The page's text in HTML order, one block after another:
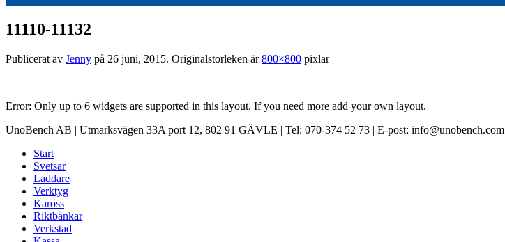
11110-11132
Publicerat av Jenny på 26 juni, 2015. Originalstorleken är800×800 pixlar
Error: Only up to 6 widgets are supported in this layout. If you need more add your own layout.
UnoBench AB | Utmarksvägen 33A port 12, 802 91 GÄVLE | Tel: 070-374 52 73 | E-post: info@unobench.com
Start
Svetsar
Laddare
Verktyg
Kaross
Riktbänkar
Verkstad